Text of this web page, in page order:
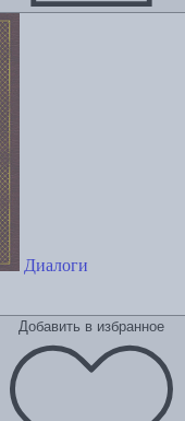
Диалоги
Добавить в избранное